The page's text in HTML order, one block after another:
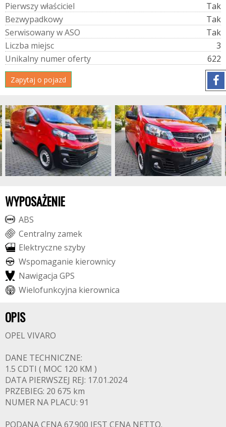
Pierwszywłaściciel
Tak
Bezwypadkowy
Tak
SerwisowanywASO
Tak
Liczba miejsc
3
Unikalny numeroferty 622
Zapytaj o pojazd
WYPOSAŻENIE
ABS
Centralny zamek
Elektryczne szyby
Wspomaganie kierownicy
Nawigacja GPS
Wielofunkcyjna kierownica
OPIS
OPEL VIVARO
DANE TECHNICZNE:
1.5 CDTI ( MOC 120 KM )
DATA PIERWSZEJ REJ: 17.01.2024
PRZEBIEG: 20 675 km
NUMER NA PLACU: 91
PODANA CENA 67.900 JEST CENĄ NETTO.